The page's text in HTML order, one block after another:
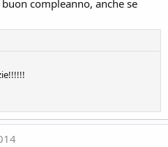
compleanno, anche se